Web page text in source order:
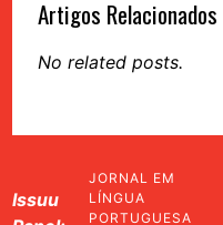
Artigos Relacionados
No related posts.
Issuu
JORNAL EM
LÍNGUA
PORTUGUESA